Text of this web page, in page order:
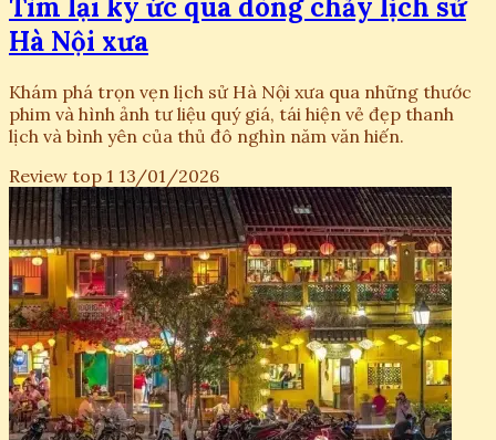
Tìm lại ký ức qua dòng chảy lịch sử
Hà Nội xưa
Khám phá trọn vẹn lịch sử Hà Nội xưa qua những thước
phim và hình ảnh tư liệu quý giá, tái hiện vẻ đẹp thanh
lịch và bình yên của thủ đô nghìn năm văn hiến.
Review top 1 13/01/2026